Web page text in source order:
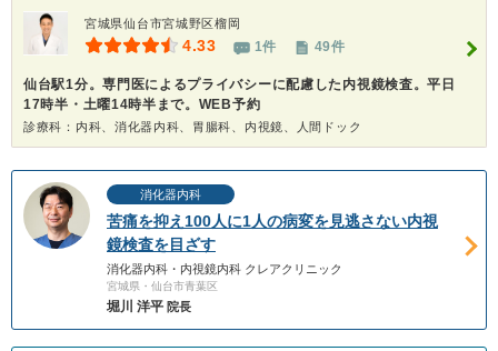
宮城県仙台市宮城野区榴岡
4.33 1件 49件
仙台駅1分。専門医によるプライバシーに配慮した内視鏡検査。平日
17時半・土曜14時半まで。WEB予約
診療科：内科、消化器内科、胃腸科、内視鏡、人間ドック
消化器内科
苦痛を抑え100人に1人の病変を見逃さない内視
鏡検査を目ざす
消化器内科・内視鏡内科 クレアクリニック
宮城県・仙台市青葉区
堀川 洋平 院長